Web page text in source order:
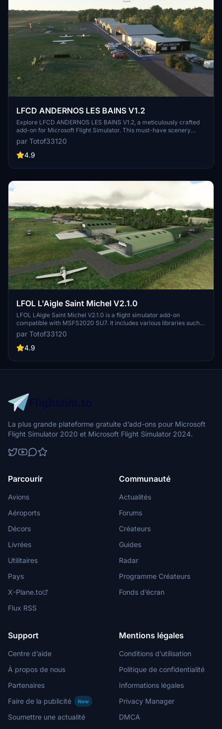
LFCD ANDERNOS LES BAINS V1.2
Explore LFCD ANDERNOS LES BAINS V1.2, a meticulously crafted
add-on for Microsoft Flight Simulator. This must-have scenery
includes TOTOF libraries for a complete experience. Enhance your
virtual skies with additional libraries and recommended France VFR
enhancements for a more immersive flight simulation.
par Totof33120
4.9
LFOL L'Aigle Saint Michel V2.1.0
LFOL LAigle Saint Michel V2.1.0 is a flight simulator add-on
compatible with MSFS2020 SU7. It includes various libraries such
as aircraft, objects, helicopters, and vintage aircraft. Follow the
dependencies link for more information and enjoy detailed imagery
of dAlencon, lAigle, Mortagne, and Argentan. Additional nearby
par Totof33120
4.9
La plus grande plateforme gratuite d’add-ons pour Microsoft
Flight Simulator 2020 et Microsoft Flight Simulator 2024.
Parcourir
Avions
Aéroports
Décors
Livrées
Utilitaires
Pays
X-Plane.to
Flux RSS
Communauté
Actualités
Forums
Créateurs
Guides
Radar
Programme Créateurs
Fonds d’écran
Support
Centre d’aide
À propos de nous
Partenaires
Faire de la publicité
New
Soumettre une actualité
Mentions légales
Conditions d’utilisation
Politique de confidentialité
Informations légales
Privacy Manager
DMCA